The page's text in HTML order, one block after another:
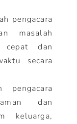
pengacara
masalah
cepat dan
secara
pengacara
dan
keluarga,